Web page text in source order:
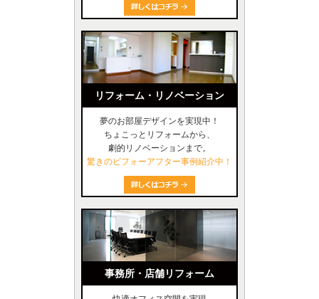
リフォーム・リノベーション
夢のお部屋デザインを実現中！
ちょこっとリフォームから、
劇的リノベーションまで。
驚きのビフォーアフター事例紹介中！
事務所・店舗リフォーム